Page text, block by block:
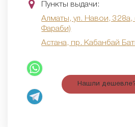
Пункты выдачи:
Алматы, ул. Навои, 328а,
Фараби)
Астана, пр. Кабанбай
Нашли